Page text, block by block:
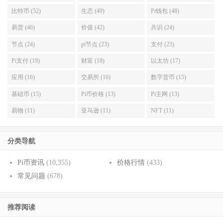
比特币 (52) 生态 (49) Pi钱包 (48)
易货 (46) 价值 (42) 共识 (24)
节点 (24) pi节点 (23) 支付 (23)
Pi支付 (19) 财富 (18) 以太坊 (17)
应用 (16) 交易所 (16) 数字货币 (15)
基础币 (15) Pi币价格 (13) Pi主网 (13)
易物 (11) 亚马逊 (11) NFT (11)
分类导航
Pi币资讯 (10,355) 价格行情(433)
常见问题 (678)
推荐阅读